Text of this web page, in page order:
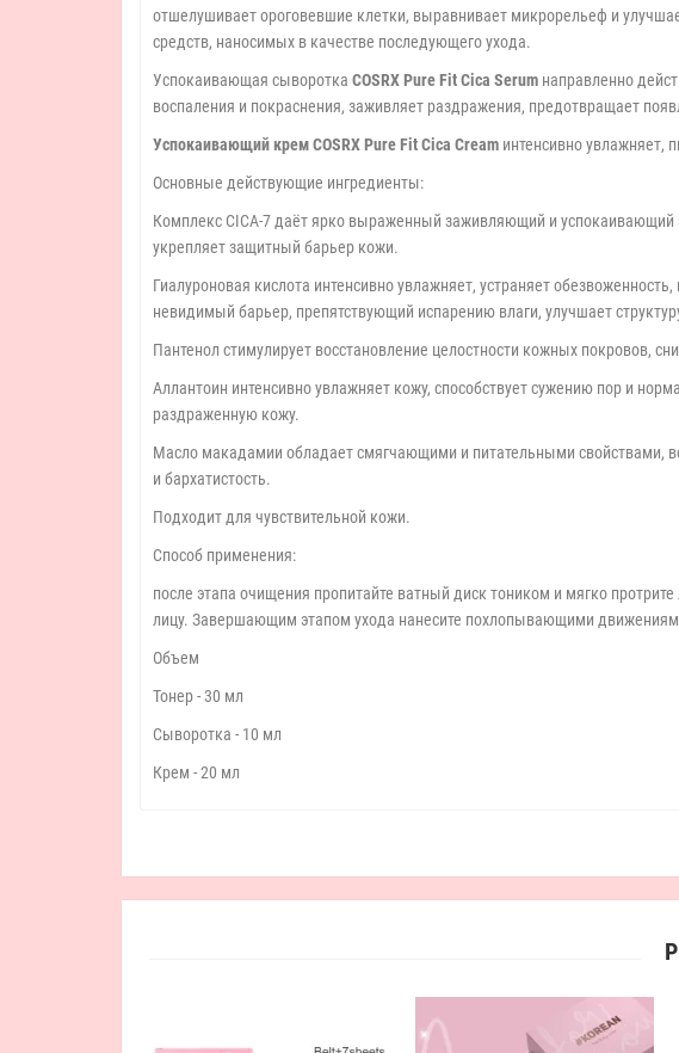
отшелушивает ороговевшие клетки, выравнивает микрорельеф и
средств, наносимых в качестве последующего ухода.
Успокаивающая сыворотка COSRX Pure Fit Cica Serum направленно
воспаления и покраснения, заживляет раздражения, предотвращает
Успокаивающий крем COSRX Pure Fit Cica Cream интенсивно увлажняет,
Основные действующие ингредиенты:
Комплекс CICA-7 даёт ярко выраженный заживляющий и успокаивающий
укрепляет защитный барьер кожи.
Гиалуроновая кислота интенсивно увлажняет, устраняет
невидимый барьер, препятствующий испарению влаги, улучшает
Пантенол стимулирует восстановление целостности кожных покровов,
Аллантоин интенсивно увлажняет кожу, способствует сужению пор и
раздраженную кожу.
Масло макадамии обладает смягчающими и питательными свойствами,
и бархатистость.
Подходит для чувствительной кожи.
Способ применения:
после этапа очищения пропитайте ватный диск тоником и мягко
лицу. Завершающим этапом ухода нанесите похлопывающими
Объем
Тонер - 30 мл
Сыворотка - 10 мл
Крем - 20 мл